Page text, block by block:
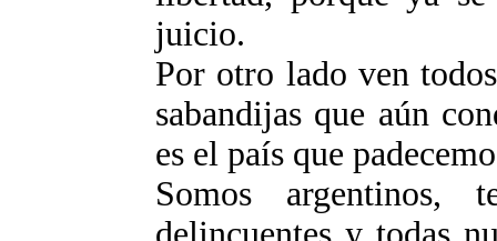
juicio.
Por otro lado ven
sabandijas que aún
es el país que
Somos argentinos,